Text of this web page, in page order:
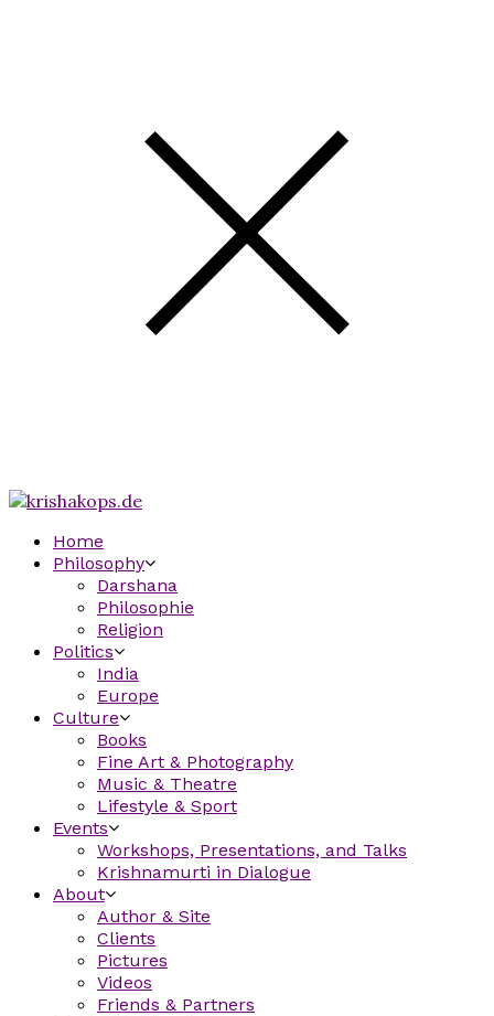
Home
Philosophy
Darshana
Philosophie
Religion
Politics
India
Europe
Culture
Books
Fine Art & Photography
Music & Theatre
Lifestyle & Sport
Events
Workshops, Presentations, and Talks
Krishnamurti in Dialogue
About
Author & Site
Clients
Pictures
Videos
Friends & Partners